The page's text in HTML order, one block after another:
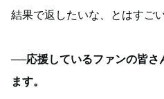
結果で返したいな、とはすご
──応援しているファンの皆さ
ます。